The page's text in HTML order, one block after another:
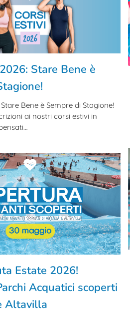
Stare Bene è
Bene è Sempre di Stagione!
ai nostri corsi estivi in
Estate 2026!
Acquatici scoperti
Altavilla